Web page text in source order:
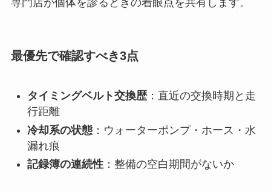
最優先で確認すべき3点
タイミングベルト交換歴：直近の交換時期と走
行距離
冷却系の状態：ウォーターポンプ・ホース・水
漏れ痕
記録簿の連続性：整備の空白期間がないか